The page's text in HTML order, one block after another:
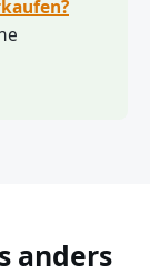
anders